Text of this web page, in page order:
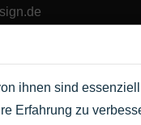
ihnen sind
Erfahrung zu